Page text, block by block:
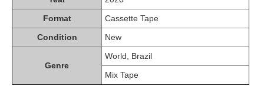
Format
Cassette Tape
Condition
New
Genre
World, Brazil
Mix Tape